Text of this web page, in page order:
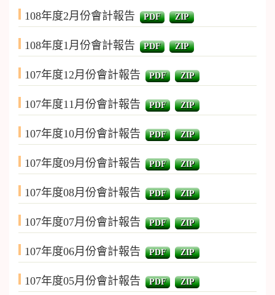
108年度2月份會計報告 PDF ZIP
108年度1月份會計報告 PDF ZIP
107年度12月份會計報告 PDF ZIP
107年度11月份會計報告 PDF ZIP
107年度10月份會計報告 PDF ZIP
107年度09月份會計報告 PDF ZIP
107年度08月份會計報告 PDF ZIP
107年度07月份會計報告 PDF ZIP
107年度06月份會計報告 PDF ZIP
107年度05月份會計報告 PDF ZIP